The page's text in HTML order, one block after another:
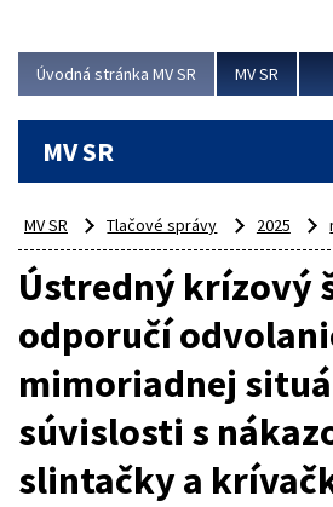
Úvodná stránka MV SR MV SR
MV SR
MV SR Tlačové správy 2025
Ústredný krízový
odporučí
mimoriadnej
súvislosti s
slintačky a